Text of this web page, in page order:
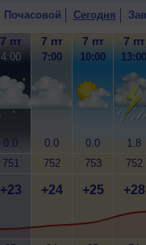
Почасовой Сегодня
7 пт
4:00
0.0
751
+23
7 пт
7:00
0.0
752
+24
7 пт
10:00
0.0
753
+25
7 пт
13:00
1.8
752
+28